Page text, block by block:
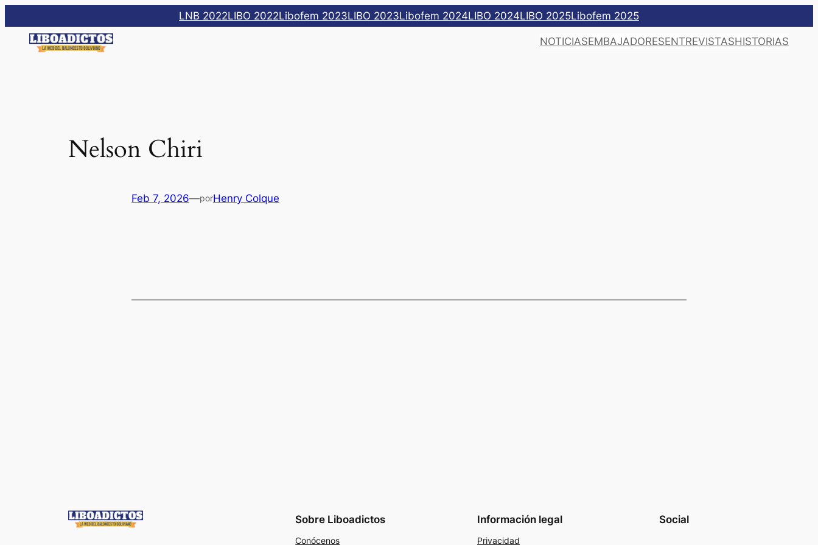
al
contenido
LNB 2022LIBO 2022Libofem 2023LIBO 2023Libofem 2024LIBO 2024LIBO 2025Libofem 2025
NOTICIASEMBAJADORESENTREVISTASHISTORIAS
Nelson Chiri
Feb 7, 2026—porHenry Colque
Sobre Liboadictos
Conócenos
Información legal
Privacidad
Social